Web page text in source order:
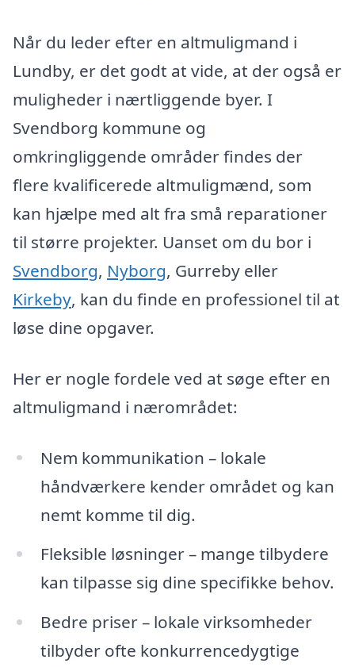
Når du leder efter en altmuligmand i
Lundby, er det godt at vide, at der også er
muligheder i nærtliggende byer. I
Svendborg kommune og
omkringliggende områder findes der
flere kvalificerede altmuligmænd, som
kan hjælpe med alt fra små reparationer
til større projekter. Uanset om du bor i
Svendborg, Nyborg, Gurreby eller
Kirkeby, kan du finde en professionel til at
løse dine opgaver.
Her er nogle fordele ved at søge efter en
altmuligmand i nærområdet:
Nem kommunikation – lokale
håndværkere kender området og kan
nemt komme til dig.
Fleksible løsninger – mange tilbydere
kan tilpasse sig dine specifikke behov.
Bedre priser – lokale virksomheder
tilbyder ofte konkurrencedygtige